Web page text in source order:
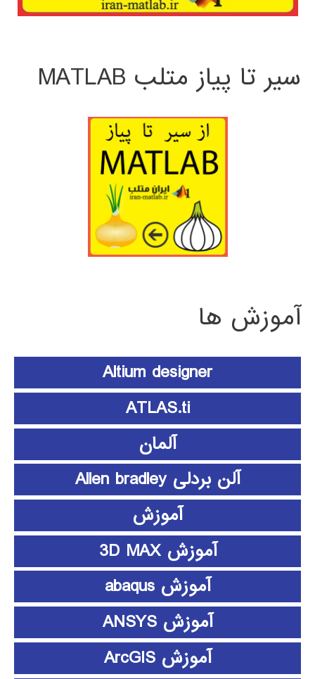
سیر تا پیاز متلب MATLAB
آموزش ها
Altium designer
ATLAS.ti
آلمان
آلن بردلی Allen bradley
آموزش
آموزش 3D MAX
آموزش abaqus
آموزش ANSYS
آموزش ArcGIS